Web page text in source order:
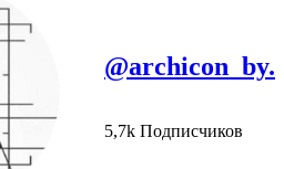
@archicon_by.
5,7k Подписчиков